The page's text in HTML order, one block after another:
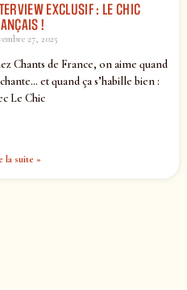
EXCLUSIF : LE CHIC
!
27, 2025
Chants de France, on aime quand
et quand ça s’habille bien :
Le Chic
la suite »